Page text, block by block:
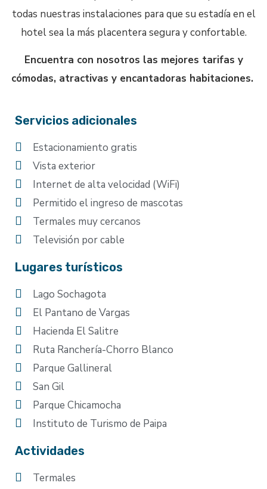
todas nuestras instalaciones para que su estadía en el
hotel sea la más placentera segura y confortable.
Encuentra con nosotros las mejores tarifas y
cómodas, atractivas y encantadoras habitaciones.
Servicios adicionales
Estacionamiento gratis
Vista exterior
Internet de alta velocidad (WiFi)
Permitido el ingreso de mascotas
Termales muy cercanos
Televisión por cable
Lugares turísticos
Lago Sochagota
El Pantano de Vargas
Hacienda El Salitre
Ruta Ranchería-Chorro Blanco
Parque Gallineral
San Gil
Parque Chicamocha
Instituto de Turismo de Paipa
Actividades
Termales